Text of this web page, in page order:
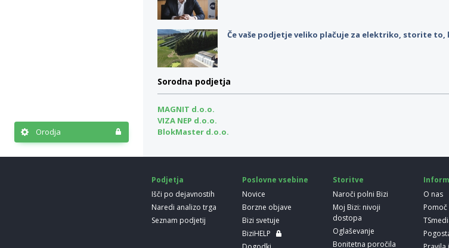
Orodja
Če vaše podjetje veliko plačuje za elektriko, storite
Sorodna podjetja
MAGNIT d.o.o.
VIZA NEP d.o.o.
BlokMaster d.o.o.
Podjetja
Išči po dejavnostih
Naredi analizo trga
Seznam podjetij
Poslovne vsebine
Novice
Borzne objave
Bizi svetuje
BiziHELP
Storitve
Naroči polni Bizi
Moj Bizi: nivoji
dostopa
Oglaševanje
Bonitetna poročila
O nas
Pomoč